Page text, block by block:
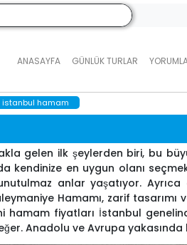
ANASAYFA GÜNLÜK TURLAR
i̇stanbul hamam
gelen ilk şeylerden biri, bu
kendinize en uygun olanı
anlar yaşatıyor.
Hamamı, zarif
hamam fiyatları İstanbul
Anadolu ve Avrupa